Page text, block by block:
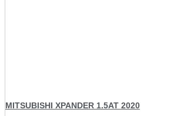
MITSUBISHI XPANDER 1.5AT 2020